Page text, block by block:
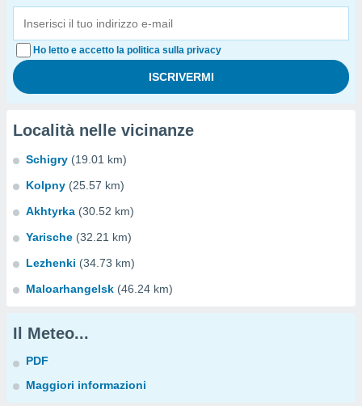
Ho letto e accetto la politica sulla privacy
Località nelle vicinanze
Schigry (19.01 km)
Kolpny (25.57 km)
Akhtyrka (30.52 km)
Yarische (32.21 km)
Lezhenki (34.73 km)
Maloarhangelsk (46.24 km)
Il Meteo...
PDF
Maggiori informazioni